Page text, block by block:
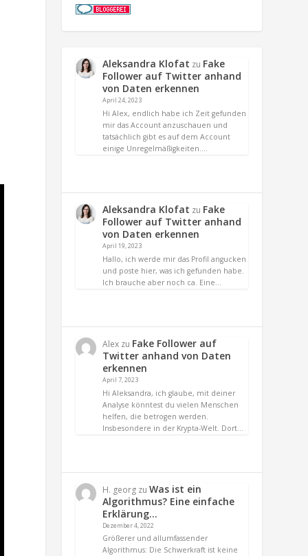
Aleksandra Klofat zu Fake
Follower auf Twitter anhand
von Daten erkennen
April 24, 2023
Hi Alex, endlich habe ich Zeit gefunden
mir das Account anzuschauen und
tatsächlich gibt es auf dem Account
einige Unregelmäßigkeiten.…
Aleksandra Klofat zu Fake
Follower auf Twitter anhand
von Daten erkennen
April 19, 2023
Hallo, ich werde mir das Profil angucken
und poste hier, was ich gefunden habe.
Ich brauche aber noch ca. Eine…
Alex zu Fake Follower auf
Twitter anhand von Daten
erkennen
April 7, 2023
Hi Aleksandra, ich glaube, mit deiner
Analyse könntest du vielen Menschen
helfen, die betrogen werden.
Insbesondere in der Krypta-Welt. Dort…
H. georg zuWas ist ein
Algorithmus? Eine einfache
Erklärung…
Dezember 4, 2022
Größerer und allumfassender
Algorithmus: Die Schwerkraft ist keine